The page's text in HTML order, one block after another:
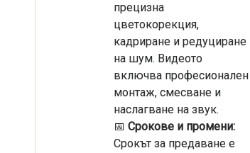
прецизна
цветокорекция,
кадриране и редуциране
на шум. Видеото
включва професионален
монтаж, смесване и
наслагване на звук.
📅 Срокове и промени:
Срокът за предаване е